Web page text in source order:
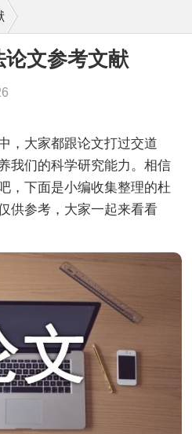
文参考文献
大家都跟论文打过交道
我们的科学研究能力。相信
，下面是小编收集整理的杜
供参考，大家一起来看看